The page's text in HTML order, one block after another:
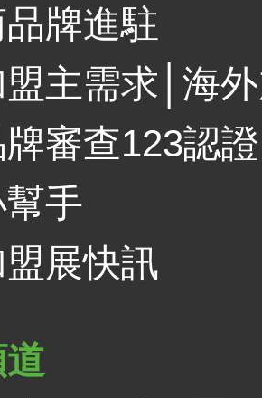
牌進駐
主需求 海
審查123認證
手
展快訊